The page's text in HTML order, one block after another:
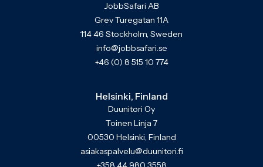
JobbSafari AB
Grev Turegatan 11A
114 46 Stockholm, Sweden
info@jobbsafari.se
+46 (0) 8 515 10 774
Helsinki, Finland
Duunitori Oy
Toinen Linja 7
00530 Helsinki, Finland
asiakaspalvelu@duunitori.fi